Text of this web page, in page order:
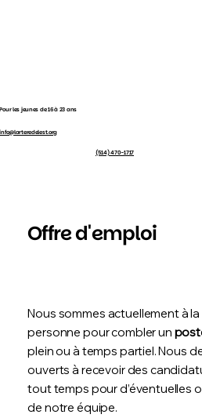
Pour les jeunes de 16 à 23 ans
info@larteredelest.org
(514) 470-1717
Offre d'emploi
Nous sommes actuellement à la
personne pour combler un
plein ou à temps partiel. Nous
ouverts à recevoir des
tout temps pour d’éventuelles
de notre équipe.